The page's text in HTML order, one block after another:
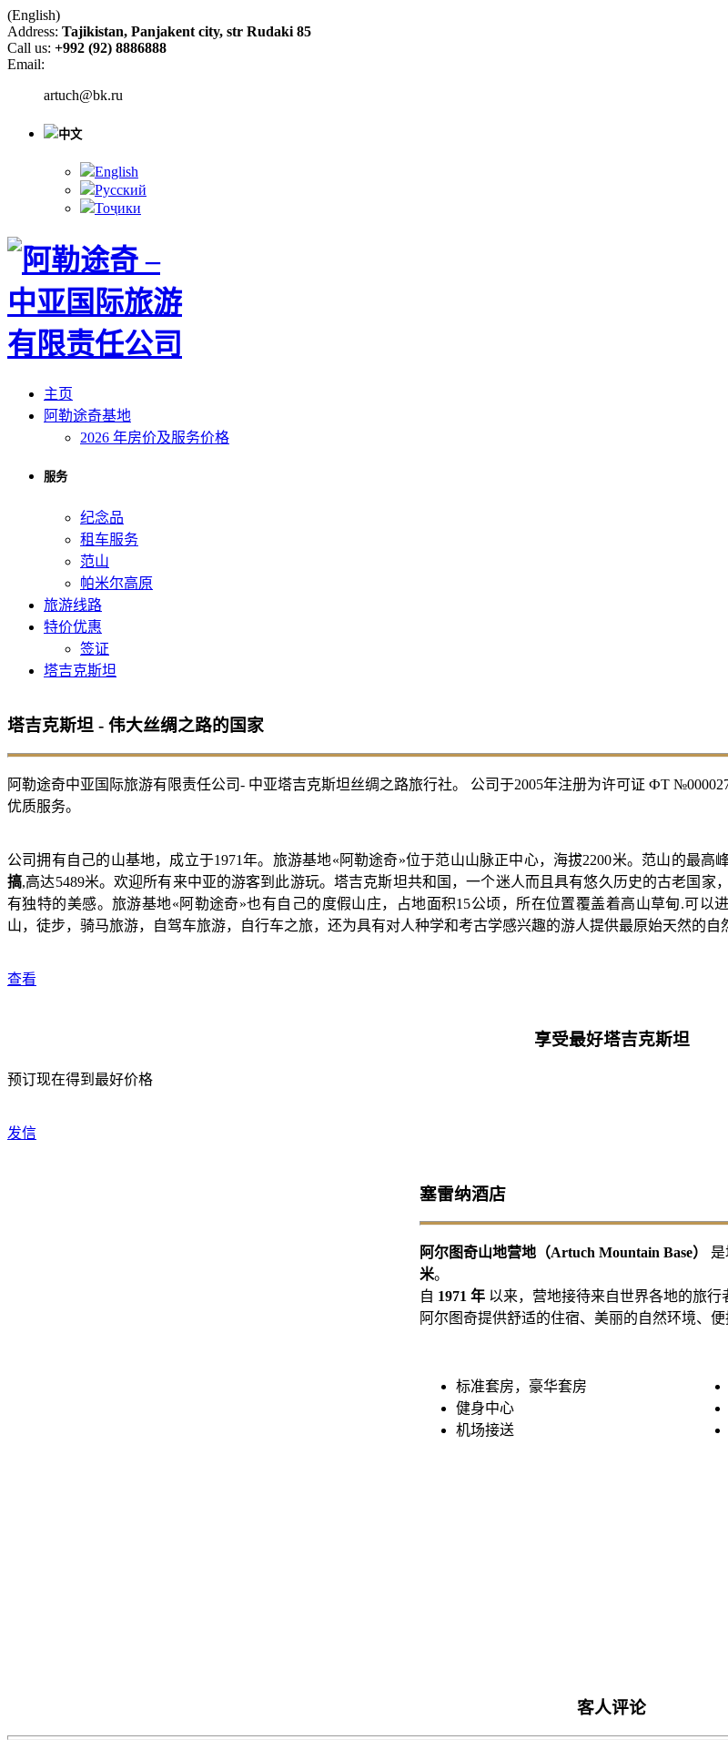
(English)
Address: Tajikistan, Panjakent city, str Rudaki 85
Call us: +992 (92) 8886888
Email:
artuch@bk.ru
中文
English
Русский
Тоҷики
主页
阿勒途奇基地
2026 年房价及服务价格
服务
纪念品
租车服务
范山
帕米尔高原
旅游线路
特价优惠
签证
塔吉克斯坦
塔吉克斯坦 - 伟大丝绸之路的国家
阿勒途奇中亚国际旅游有限责任公司- 中亚塔吉克斯坦丝绸之路旅行社。 公司于2005年注册为许可证 ФТ
优质服务。
公司拥有自己的山基地，成立于1971年。旅游基地«阿勒途奇»位于范山山脉正中心，海拔2200米。范山的最高
搞,高达5489米。欢迎所有来中亚的游客到此游玩。塔吉克斯坦共和国，一个迷人而且具有悠久历史的古老国家
有独特的美感。旅游基地«阿勒途奇»也有自己的度假山庄，占地面积15公顷，所在位置覆盖着高山草甸.可以
山，徒步，骑马旅游，自驾车旅游，自行车之旅，还为具有对人种学和考古学感兴趣的游人提供最原始天然的自
查看
享受最好塔吉克斯坦
预订现在得到最好价格
发信
塞雷纳酒店
阿尔图奇山地营地（Artuch Mountain Base）
米。
自 1971 年以来，营地接待来自世界各地的旅行
阿尔图奇提供舒适的住宿、美丽的自然环境、
标准套房，豪华套房
健身中心
机场接送
客人评论